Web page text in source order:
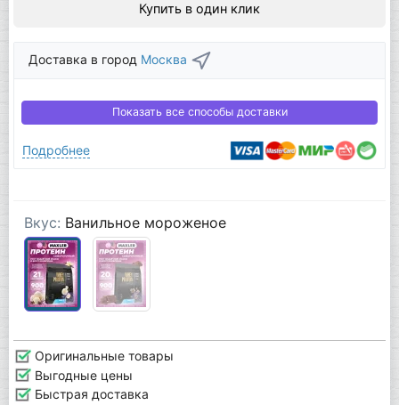
Купить в один клик
Доставка в город Москва
Показать все способы доставки
Подробнее
Вкус: Ванильное мороженое
Оригинальные товары
Выгодные цены
Быстрая доставка